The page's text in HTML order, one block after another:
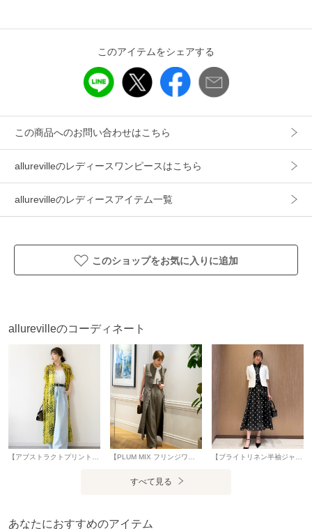
送料無料
（税込5,000円以上ご購入で送料無料）
商品コード 20261014330
性別タイプ レディース
カテゴリ ワンピース ロング・マキシ丈ワンピース
地：ポリエステル100％
可
このアイテムをシェアする
この商品へのお問い合わせはこちら
allurevilleのレディースワンピースはこちら
allurevilleのレディースアイテム一覧
このショップをお気に入りに追加
allurevilleのコーディネート
すべて見る
あなたにおすすめのアイテム